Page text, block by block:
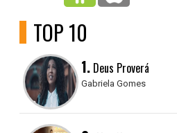
TOP 10
1. Deus Proverá
Gabriela Gomes